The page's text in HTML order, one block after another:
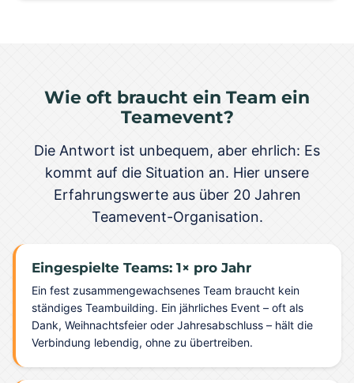
Wie oft braucht ein Team ein
Teamevent?
Die Antwort ist unbequem, aber ehrlich: Es
kommt auf die Situation an. Hier unsere
Erfahrungswerte aus über 20 Jahren
Teamevent-Organisation.
Eingespielte Teams: 1× pro Jahr
Ein fest zusammengewachsenes Team braucht kein
ständiges Teambuilding. Ein jährliches Event – oft als
Dank, Weihnachtsfeier oder Jahresabschluss – hält die
Verbindung lebendig, ohne zu übertreiben.